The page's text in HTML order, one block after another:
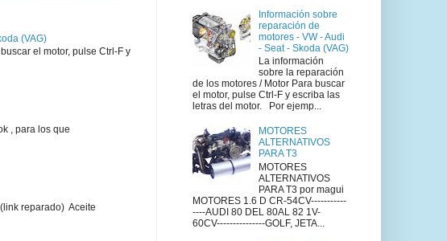
(VAG)
el motor, pulse Ctrl-F y
, para los que
reparado) Aceite
Información sobre
reparación de
motores - VW - Audi
- Seat - Skoda (VAG)
La información
sobre la reparación
de los motores / Motor Para buscar
el motor, pulse Ctrl-F y escriba las
letras del motor. Por ejemp...
MOTORES
ALTERNATIVOS
PARA T3
MOTORES
ALTERNATIVOS
PARA T3 por magui
MOTORES 1.6 D CR-54CV-----------
----AUDI 80 DEL 80AL 82 1V-
60CV---------------GOLF, JETA...